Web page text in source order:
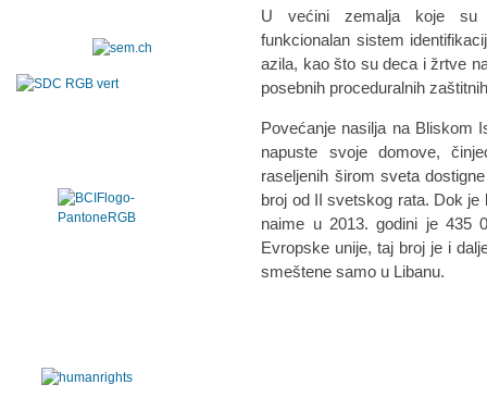
U većini zemalja koje su
funkcionalan sistem
azila, kao što su deca i žrtve
posebnih proceduralnih
Povećanje nasilja na Bliskom
napuste svoje domove,
raseljenih širom sveta
broj od II svetskog rata. Dok je
naime u 2013. godini je 435
Evropske unije, taj broj je i
smeštene samo u Libanu.